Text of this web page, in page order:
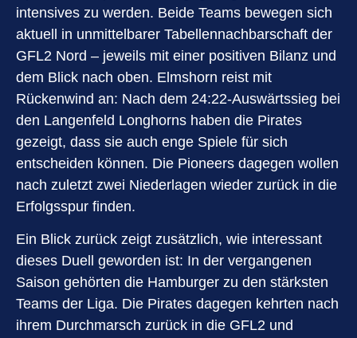
intensives zu werden. Beide Teams bewegen sich
aktuell in unmittelbarer Tabellennachbarschaft der
GFL2 Nord – jeweils mit einer positiven Bilanz und
dem Blick nach oben. Elmshorn reist mit
Rückenwind an: Nach dem 24:22-Auswärtssieg bei
den Langenfeld Longhorns haben die Pirates
gezeigt, dass sie auch enge Spiele für sich
entscheiden können. Die Pioneers dagegen wollen
nach zuletzt zwei Niederlagen wieder zurück in die
Erfolgsspur finden.
Ein Blick zurück zeigt zusätzlich, wie interessant
dieses Duell geworden ist: In der vergangenen
Saison gehörten die Hamburger zu den stärksten
Teams der Liga. Die Pirates dagegen kehrten nach
ihrem Durchmarsch zurück in die GFL2 und